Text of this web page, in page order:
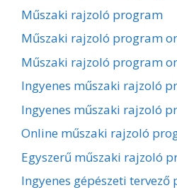
Műszaki rajzoló program
Műszaki rajzoló program
Műszaki rajzoló program
Ingyenes műszaki rajzoló
Ingyenes műszaki rajzoló
Online műszaki rajzoló
Egyszerű műszaki rajzoló
Ingyenes gépészeti